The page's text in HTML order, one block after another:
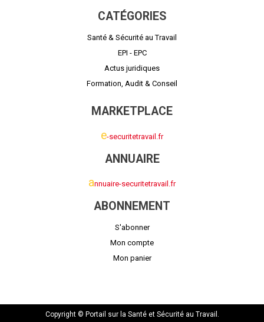
CATÉGORIES
Santé & Sécurité au Travail
EPI - EPC
Actus juridiques
Formation, Audit & Conseil
MARKETPLACE
e-securitetravail.fr
ANNUAIRE
annuaire-securitetravail.fr
ABONNEMENT
S'abonner
Mon compte
Mon panier
Copyright © Portail sur la Santé et Sécurité au Travail.